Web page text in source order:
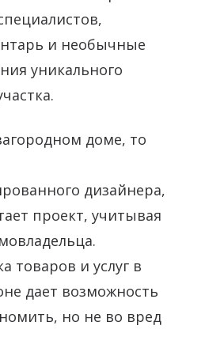
и необычные
уникального
доме, то
дизайнера,
проект, учитывая
товаров и услуг в
дает возможность
но не во вред